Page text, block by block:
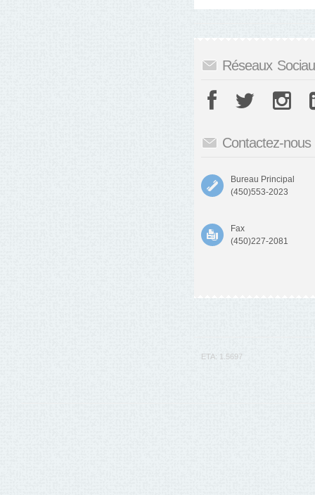
Réseaux
Contactez-nous
Bureau Principal
(450)553-2023
Fax
(450)227-2081
ETA: 1.5697